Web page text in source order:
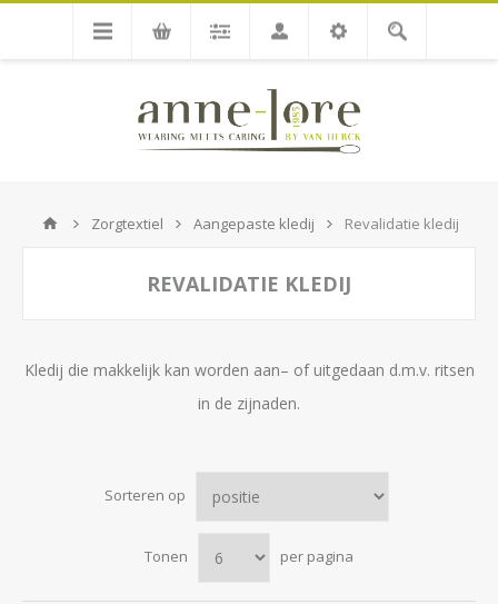
Zorgtextiel Aangepaste kledij Revalidatie kledij
REVALIDATIE KLEDIJ
Kledij die makkelijk kan worden aan– of uitgedaan d.m.v. ritsen
in de zijnaden.
Sorteren op
Tonen per pagina